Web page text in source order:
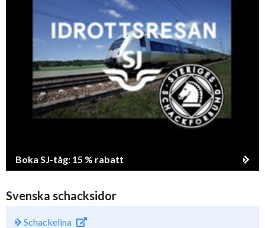
Boka SJ-tåg: 15 % rabatt
Svenska schacksidor
Schackelina